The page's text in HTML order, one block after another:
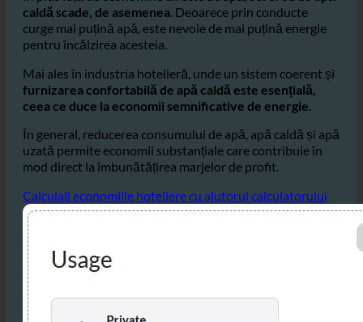
În plus față de economiile directe de apă,cererea de apă
caldă scade, de asemenea. Deoarece prin conducte
curge mai puțină apă, este nevoie de mai puțină energie
pentru încălzirea acesteia.
Mai ales în industria hotelieră, unde un sistem coerent și
furnizarea confortabilă de apă caldă este esențială,
ceea ce duce la economii semnificative de energie.
În general, reducerea consumului de apă, apă caldă și apă
uzată permite economii substanțiale care contribuie în
mod direct la îmbunătățirea marjelor de profit.
Calculați economiile hoteliere cu ajutorul calculatorului